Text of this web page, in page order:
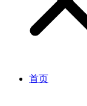
首页